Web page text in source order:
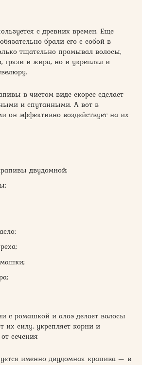
с древних времен. Еще
брали его с собой в
тщательно промывал волосы,
и жира, но и укреплял и
в чистом виде скорее сделает
и спутанными. А вот в
он эффективно воздействует на их
двудомной;
с ромашкой и алоэ делает волосы
их силу, укрепляет корни и
сечения
именно двудомная крапива — в